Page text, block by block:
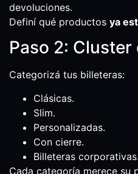
devoluciones.
Definí qué productos ya
Paso 2:
Categorizá tus billeteras:
Clásicas.
Slim.
Personalizadas.
Con cierre.
Billeteras corporativas.
Cada categoría merece su